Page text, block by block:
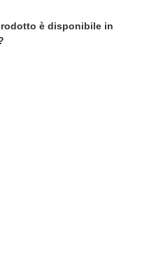
è disponibile in